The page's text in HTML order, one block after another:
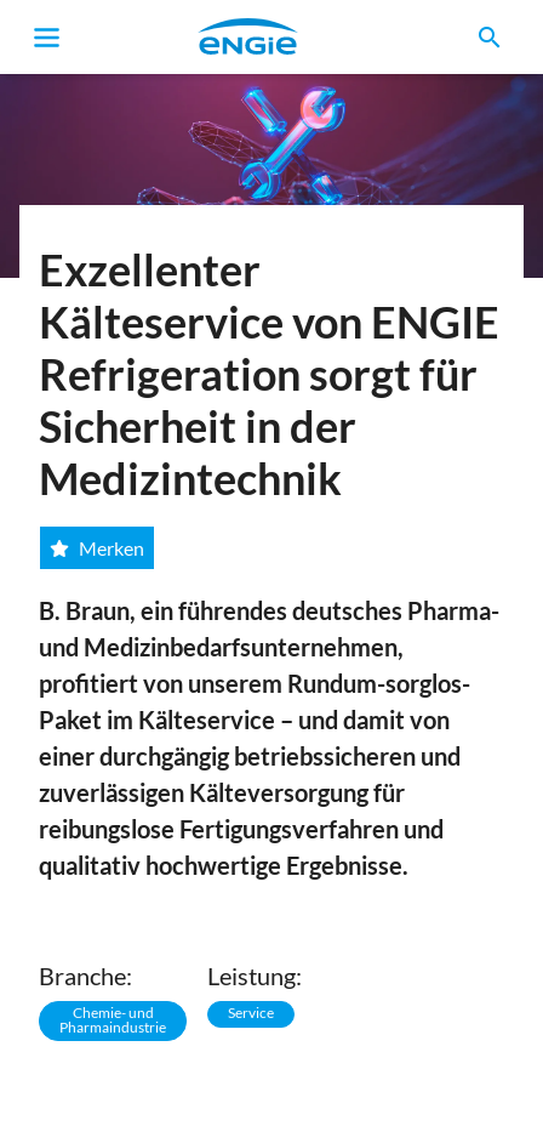
search
Exzellenter
Kälteservice von ENGIE
Refrigeration sorgt für
Sicherheit in der
Medizintechnik
Merken
B. Braun, ein führendes deutsches Pharma-
und Medizinbedarfsunternehmen,
profitiert von unserem Rundum-sorglos-
Paket im Kälteservice – und damit von
einer durchgängig betriebssicheren und
zuverlässigen Kälteversorgung für
reibungslose Fertigungsverfahren und
qualitativ hochwertige Ergebnisse.
Branche:
Chemie- und
Pharmaindustrie
Leistung:
Service